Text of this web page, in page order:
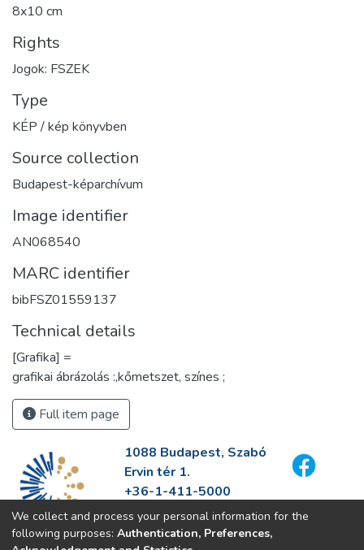
8x10 cm
Rights
Jogok: FSZEK
Type
KÉP / kép könyvben
Source collection
Budapest-képarchívum
Image identifier
AN068540
MARC identifier
bibFSZ01559137
Technical details
[Grafika] =
grafikai ábrázolás :,kőmetszet, színes ;
Full item page
1088 Budapest, Szabó
Ervin tér 1.
+36-1-411-5000
info@fszek.hu
https://fszek.hu
We collect and process your personal information for the
following purposes: Authentication, Preferences,